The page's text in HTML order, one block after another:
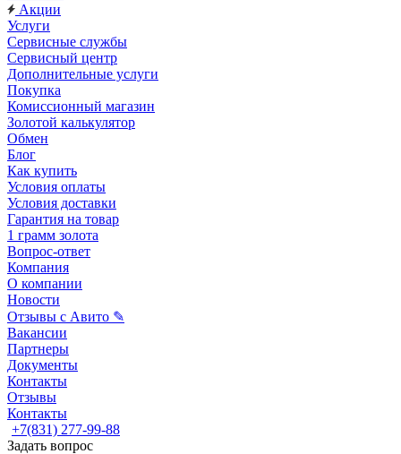
Акции
Услуги
Сервисные службы
Сервисный центр
Дополнительные услуги
Покупка
Комиссионный магазин
Золотой калькулятор
Обмен
Блог
Как купить
Условия оплаты
Условия доставки
Гарантия на товар
1 грамм золота
Вопрос-ответ
Компания
О компании
Новости
Отзывы с Авито ✎
Вакансии
Партнеры
Документы
Контакты
Отзывы
Контакты
+7(831) 277-99-88
Задать вопрос